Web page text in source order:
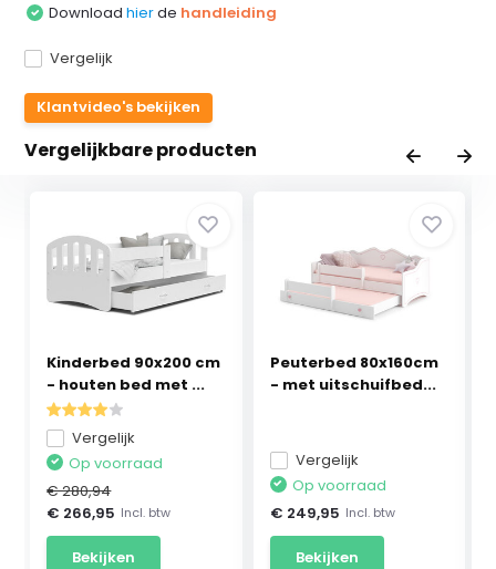
Klantvideo's bekijken
Downloadhierde handleiding
Vergelijk
Vergelijkbare producten
Kinderbed 90x200 cm
- houten bed met ...
Vergelijk
Op voorraad
€ 280,94
€ 266,95 Incl. btw
Bekijken
Peuterbed 80x160cm
- met uitschuifbed...
Vergelijk
Op voorraad
€ 249,95 Incl. btw
Bekijken